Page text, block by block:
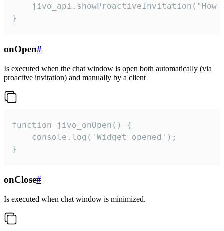
jivo_api.showProactiveInvitation("How
}
onOpen#
Is executed when the chat window is open both automatically (via
proactive invitation) and manually by a client
function jivo_onOpen() {
    console.log('Widget opened');
}
onClose#
Is executed when chat window is minimized.